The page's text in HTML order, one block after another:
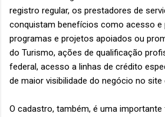
registro regular, os prestadores de
conquistam benefícios como acesso e
programas e projetos apoiados ou
do Turismo, ações de qualificação
federal, acesso a linhas de crédito
de maior visibilidade do negócio no site
O cadastro, também, é uma